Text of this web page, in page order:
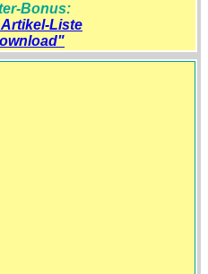
Bonus:
Liste